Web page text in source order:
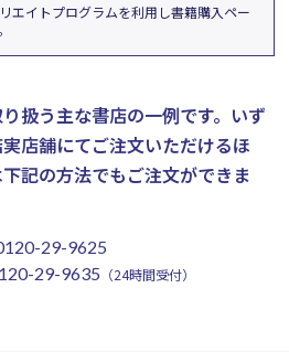
エイトプログラムを利用し書籍購入ペー
扱う主な書店の一例です。 いず
店舗にてご注文いただけるほ
記の方法でもご注文ができま
29-9625
29-9635 （24時間受付）